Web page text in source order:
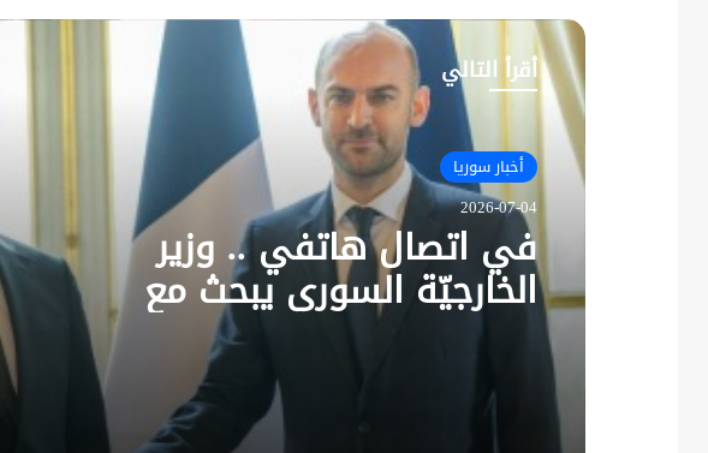
أقرأ التالي
أخبار سوريا
2026-07-04
في اتصال هاتفي .. وزير
الخارجيّة السوري يبحث مع
نظيره الفرنسي آخر التطورات.